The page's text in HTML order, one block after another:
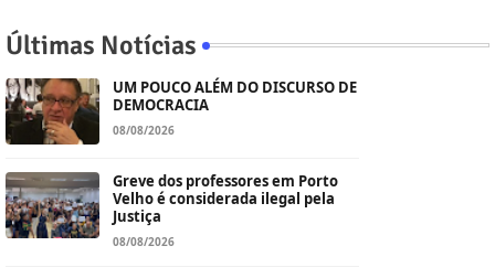
Últimas Notícias
UM POUCO ALÉM DO DISCURSO DE
DEMOCRACIA
08/08/2026
Greve dos professores em Porto
Velho é considerada ilegal pela
Justiça
08/08/2026